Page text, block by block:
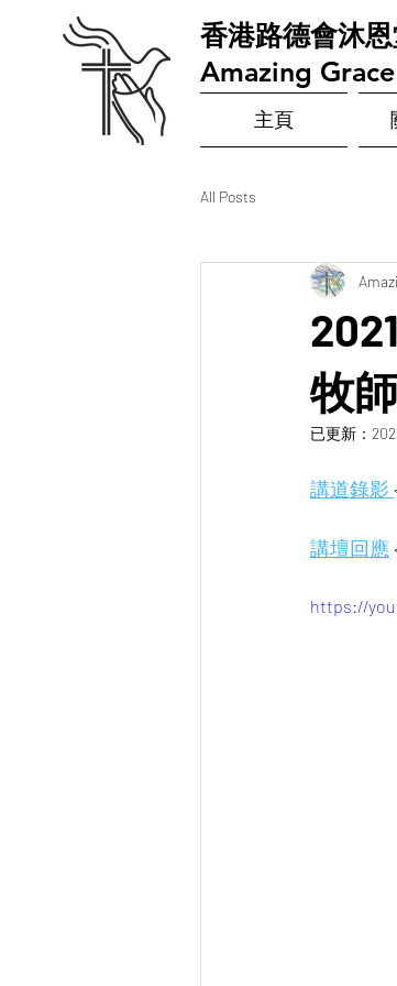
香港路德會沐
Amazing
主頁
All Posts
牧師
已更新：
講道錄影
講壇回應
https://